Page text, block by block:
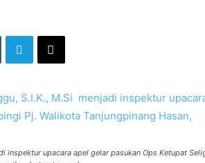
inspektur upacara apel gelar pasukan Ops Ketupat